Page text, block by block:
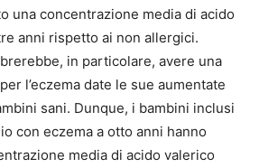
una concentrazione media di acido
anni rispetto ai non allergici.
in particolare, avere una
l’eczema date le sue aumentate
sani. Dunque, i bambini inclusi
con eczema a otto anni hanno
media di acido valerico